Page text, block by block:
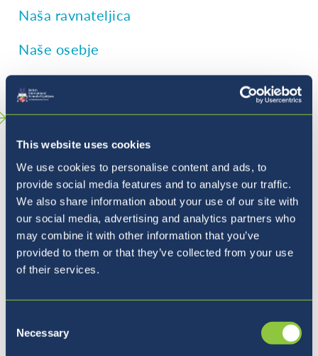
This website uses cookies
We use cookies to personalise content and ads, to
provide social media features and to analyse our traffic.
We also share information about your use of our site with
our social media, advertising and analytics partners who
may combine it with other information that you’ve
provided to them or that they’ve collected from your use
of their services.
Selection
Necessary
Naša ravnateljica
Naše osebje
Naši prostori
Vrtec
Primarna stopnja
Sekundarna stopnja
Sixth Form
Trajnost in podnebne spremembe